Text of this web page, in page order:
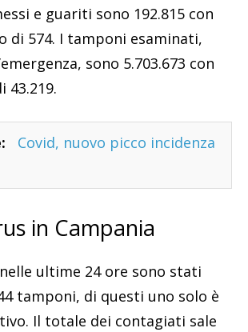
e guariti sono 192.815 con
di 574. I tamponi esaminati,
sono 5.703.673 con
43.219.
Covid, nuovo picco incidenza
in Campania
ultime 24 ore sono stati
tamponi, di questi uno solo è
Il totale dei contagiati sale